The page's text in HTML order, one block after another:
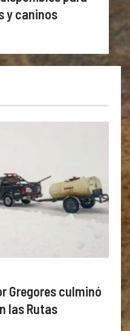
y caninos
Gregores culminó
las Rutas